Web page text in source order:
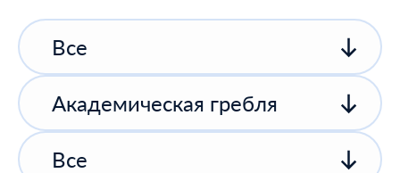
Все
Академическая гребля
Все